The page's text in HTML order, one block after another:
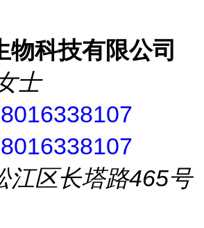
物科技有限公司
士
江区长塔路465号